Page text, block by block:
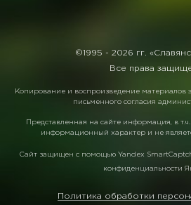
©1995 - 2026 гг.
Все права
Копирование и воспроизведение материалов
письменного согласия
Представленная на сайте информация, в
информационный характер и не
Сайт защищен с помощью Yandex
конфиденциальности
Политика обработки